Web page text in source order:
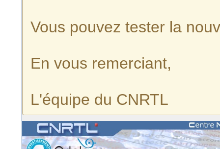
Vous pouvez tester la
En vous remerciant,
L'équipe du CNRTL